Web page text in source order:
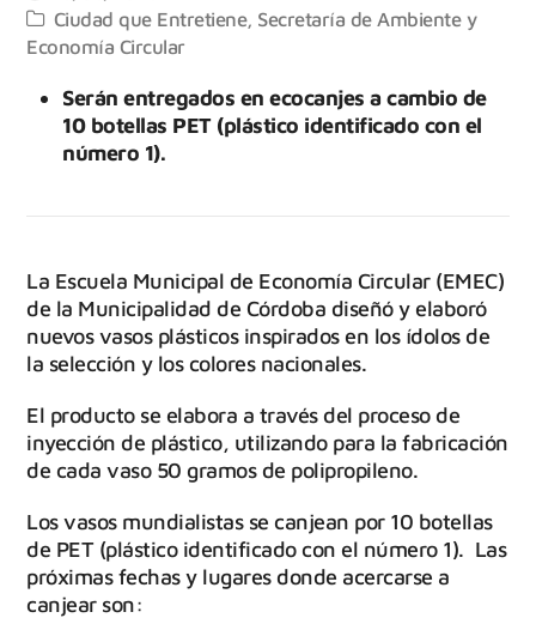
Ciudad que Entretiene, Secretaría de Ambiente y
Economía Circular
Serán entregados en ecocanjes a cambio de
10 botellas PET (plástico identificado con el
número 1).
La Escuela Municipal de Economía Circular (EMEC)
de la Municipalidad de Córdoba diseñó y elaboró
nuevos vasos plásticos inspirados en los ídolos de
la selección y los colores nacionales.
El producto se elabora a través del proceso de
inyección de plástico, utilizando para la fabricación
de cada vaso 50 gramos de polipropileno.
Los vasos mundialistas se canjean por 10 botellas
de PET (plástico identificado con el número 1). Las
próximas fechas y lugares donde acercarse a
canjear son: